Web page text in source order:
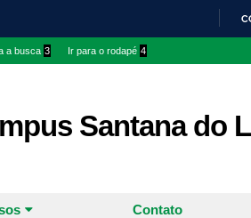
a busca 3 Ir para o rodapé 4
Santana do
Contato